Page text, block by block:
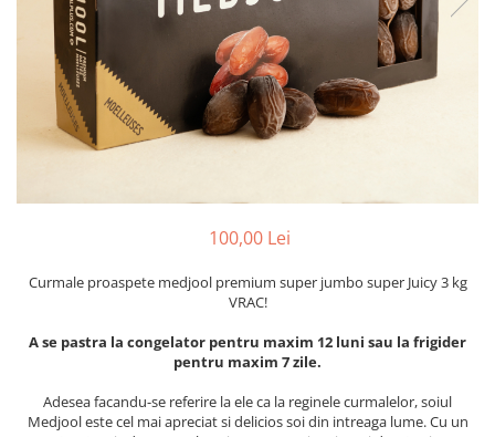
CEAIURI GRECEȘTI
CIOCOLATĂ ȘI CACAO
HEALTHY SNACKS
SUPERALIMENTE
LACTATE
BACANIE
REMEDII NATURISTE
100,00 Lei
Curmale proaspete medjool premium super jumbo super Juicy 3 kg
VRAC!
A se pastra la congelator pentru maxim 12 luni sau la frigider
pentru maxim 7 zile.
Adesea facandu-se referire la ele ca la reginele curmalelor, soiul
Medjool este cel mai apreciat si delicios soi din intreaga lume. Cu un